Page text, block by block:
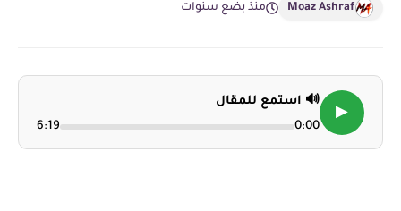
Moaz Ashraf منذ بضع سنوات
▶
🔊 استمع للمقال
0:00
6:19